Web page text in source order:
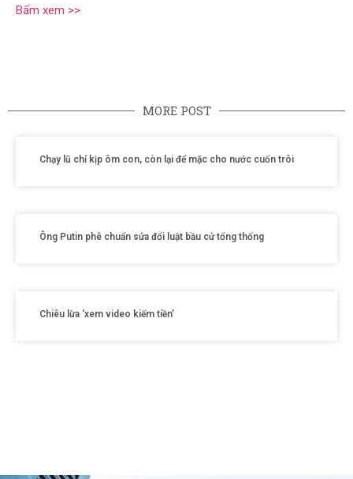
Bấm xem >>
MORE POST
Chạy lũ chỉ kịp ôm con, còn lại để mặc cho nước cuốn trôi
Ông Putin phê chuẩn sửa đổi luật bầu cử tổng thống
Chiêu lừa ‘xem video kiếm tiền’